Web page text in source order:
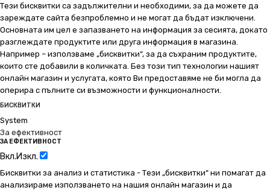
Тези бисквитки са задължителни и необходими, за да можете да
зареждате сайта безпроблемно и не могат да бъдат изключени.
Основната им цел е запазването на информация за сесията, докато
разглеждате продуктите или друга информация в магазина.
Например – използваме „бисквитки“, за да съхраним продуктите,
които сте добавили в количката. Без този тип технологии нашият
онлайн магазин и услугата, която Ви предоставяме не би могла да
оперира с пълните си възможности и функционалности.
БИСКВИТКИ
System
За ефективност
ЗА ЕФЕКТИВНОСТ
Вкл.Изкл.
Бисквитки за анализ и статистика - Тези „бисквитки“ ни помагат да
анализираме използването на нашия онлайн магазин и да